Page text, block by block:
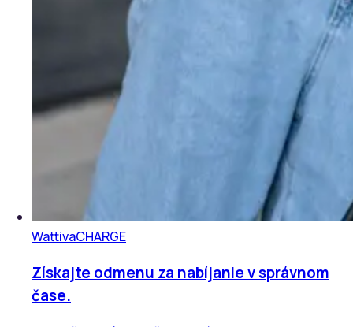
WattivaCHARGE
Získajte odmenu za nabíjanie v správnom
čase.